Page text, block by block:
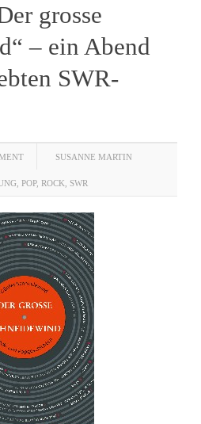
grosse
– ein Abend
SWR-
SUSANNE MARTIN
POP, ROCK SWR